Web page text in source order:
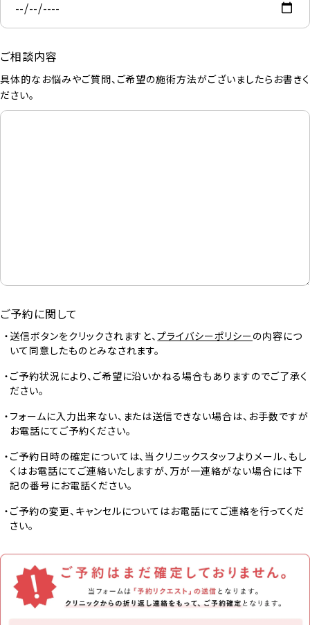
ご相談内容
具体的なお悩みやご質問、ご希望の施術方法がございましたらお書きく
ださい。
ご予約に関して
送信ボタンをクリックされますと、プライバシーポリシーの内容につ
いて同意したものとみなされます。
ご予約状況により、ご希望に沿いかねる場合もありますのでご了承く
ださい。
フォームに入力出来ない、または送信できない場合は、お手数ですが
お電話にてご予約ください。
ご予約日時の確定については、当クリニックスタッフよりメール、もし
くはお電話にてご連絡いたしますが、万が一連絡がない場合には下
記の番号にお電話ください。
ご予約の変更、キャンセルについてはお電話にてご連絡を行ってくだ
さい。